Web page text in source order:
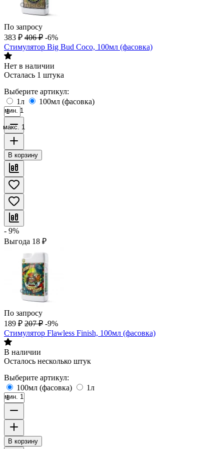
По запросу
383 ₽ 406 ₽ -6%
Стимулятор Big Bud Coco, 100мл (фасовка)
Нет в наличии
Осталась 1 штука
Выберите артикул:
1л
100мл (фасовка)
мин. 1
макс. 1
В корзину
- 9%
Выгода 18 ₽
По запросу
189 ₽ 207 ₽ -9%
Стимулятор Flawless Finish, 100мл (фасовка)
В наличии
Осталось несколько штук
Выберите артикул:
100мл (фасовка)
1л
мин. 1
В корзину